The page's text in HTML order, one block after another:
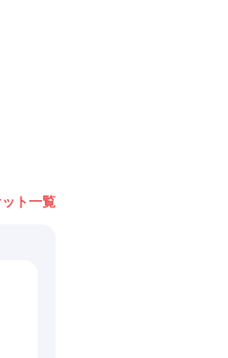
ト一覧